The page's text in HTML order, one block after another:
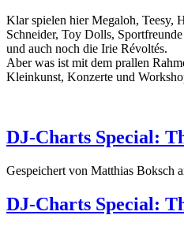
Klar spielen hier Megaloh, Teesy,
Schneider, Toy Dolls,
und auch noch die Irie Révoltés.
Aber was ist mit dem prallen
Kleinkunst, Konzerte und
DJ-Charts Special:
Gespeichert von Matthias Boksch
DJ-Charts Special: